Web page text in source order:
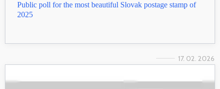
Public poll for the most beautiful Slovak postage stamp of
2025
17. 02. 2026